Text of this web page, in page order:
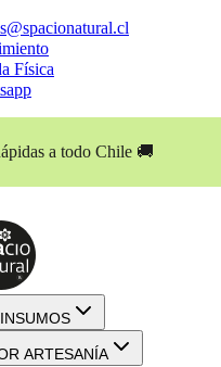
Física
a todo Chile 🚚
ARTESANÍA